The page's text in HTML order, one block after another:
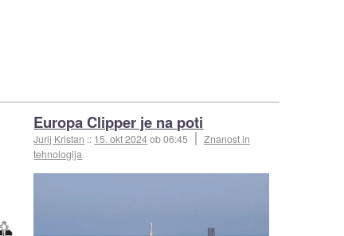
Europa Clipper je na poti
Jurij Kristan :: 15. okt 2024ob 06:45
Znanost in
tehnologija